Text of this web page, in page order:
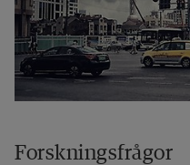
Författare: Jasmine
Mike Danilovic
I samarbete med:
Philip Almestrand Linné
Summary of abstract
Forskningsfrågor